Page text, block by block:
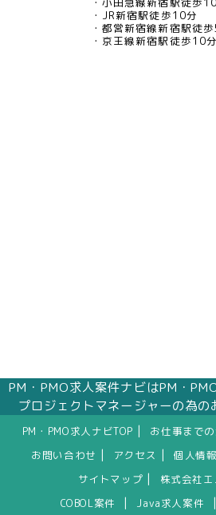
当社は、お客様本人から保有個
用目的の通知、開示、内容の訂
JR新宿駅徒歩10分
都営新宿線新宿駅徒歩
京王線新宿駅徒歩10分
PM・PMO求人案件ナビはPM・
プロジェクトマネージャーの為の
PM・PMO求人ナビTOP お仕事まで
お問い合わせ アクセス 個人情
サイトマップ
株式会社
COBOL案件
Java求人案件